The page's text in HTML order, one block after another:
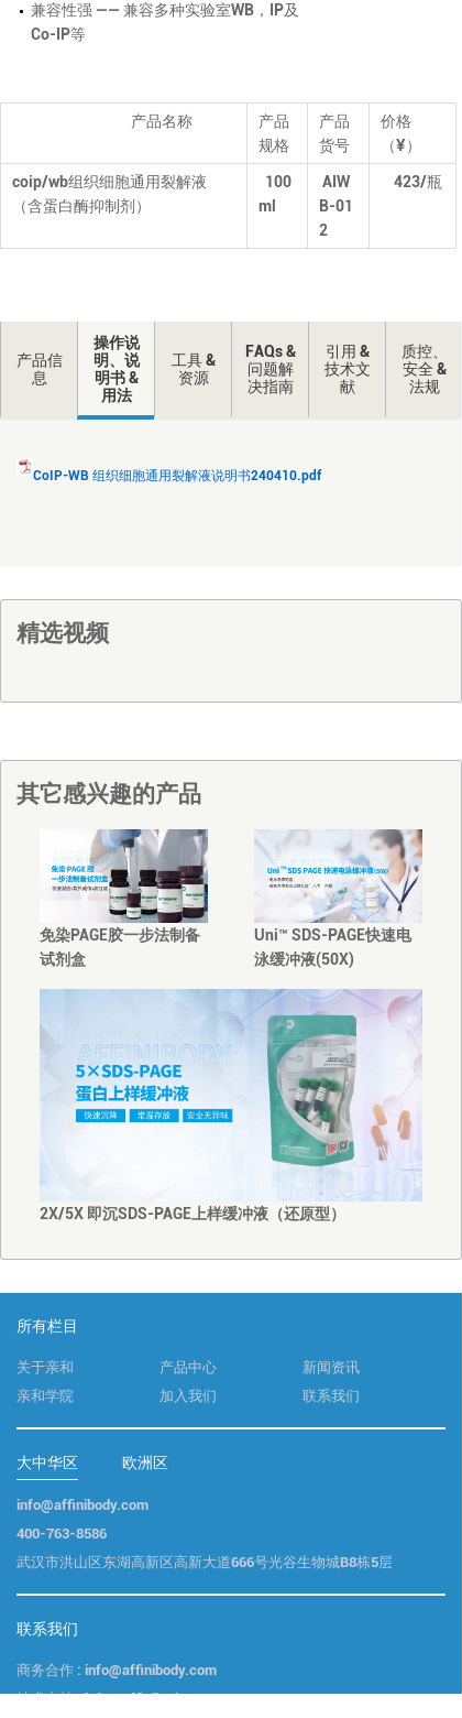
兼容性强 —— 兼容多种实验室WB，IP及
Co-IP等
产品名称
产品
规格
产品
货号
价格
（¥）
coip/wb组织细胞通用裂解液
（含蛋白酶抑制剂）
100
ml
AIW
B-01
2
423/瓶
产品信
息
操作说
明、说
明书 &
用法
工具 &
资源
FAQs &
问题解
决指南
引用 &
技术文
献
质控、
安全 &
法规
CoIP-WB 组织细胞通用裂解液说明书240410.pdf
精选视频
其它感兴趣的产品
免染PAGE胶一步法制备
试剂盒
Uni™ SDS-PAGE快速电
泳缓冲液(50X)
2X/5X 即沉SDS-PAGE上样缓冲液（还原型）
所有栏目
关于亲和 产品中心
新闻资讯
亲和学院
加入我们 联系我们
大中华区 欧洲区
info@affinibody.com
400-763-8586
武汉市洪山区东湖高新区高新大道666号光谷生物城B8栋5层
联系我们
商务合作 : info@affinibody.com
技术支持 : info@affinibody.com